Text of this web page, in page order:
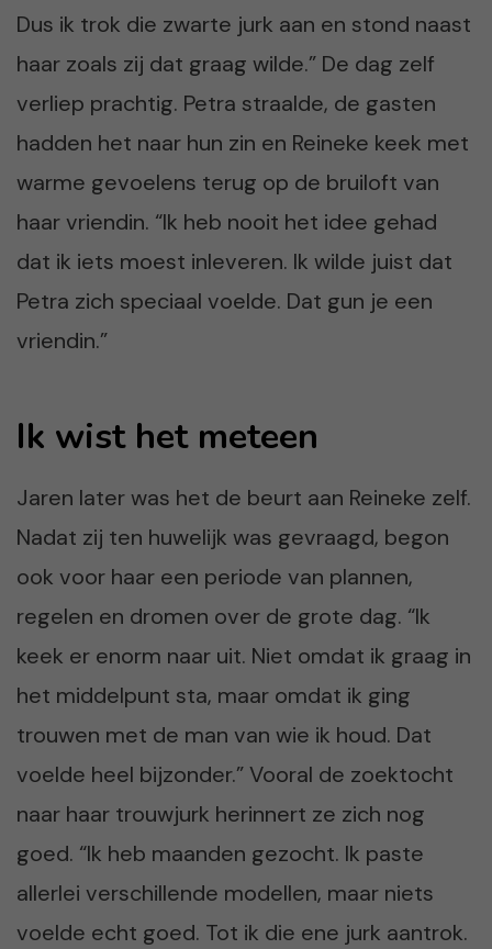
Dus ik trok die zwarte jurk aan en stond naast
haar zoals zij dat graag wilde.” De dag zelf
verliep prachtig. Petra straalde, de gasten
hadden het naar hun zin en Reineke keek met
warme gevoelens terug op de bruiloft van
haar vriendin. “Ik heb nooit het idee gehad
dat ik iets moest inleveren. Ik wilde juist dat
Petra zich speciaal voelde. Dat gun je een
vriendin.”
Ik wist het meteen
Jaren later was het de beurt aan Reineke zelf.
Nadat zij ten huwelijk was gevraagd, begon
ook voor haar een periode van plannen,
regelen en dromen over de grote dag. “Ik
keek er enorm naar uit. Niet omdat ik graag in
het middelpunt sta, maar omdat ik ging
trouwen met de man van wie ik houd. Dat
voelde heel bijzonder.” Vooral de zoektocht
naar haar trouwjurk herinnert ze zich nog
goed. “Ik heb maanden gezocht. Ik paste
allerlei verschillende modellen, maar niets
voelde echt goed. Tot ik die ene jurk aantrok.